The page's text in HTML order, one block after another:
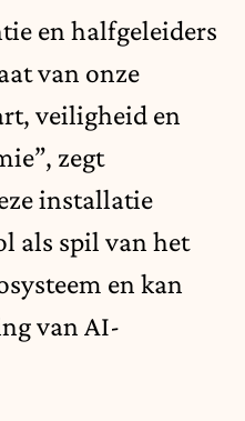
en halfgeleiders
van onze
veiligheid en
zegt
installatie
als spil van het
en kan
van AI-